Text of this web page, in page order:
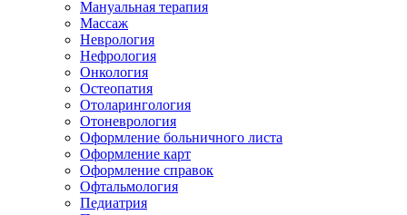
Мануальная терапия
Массаж
Неврология
Нефрология
Онкология
Остеопатия
Отоларингология
Отоневрология
Оформление больничного листа
Оформление карт
Оформление справок
Офтальмология
Педиатрия